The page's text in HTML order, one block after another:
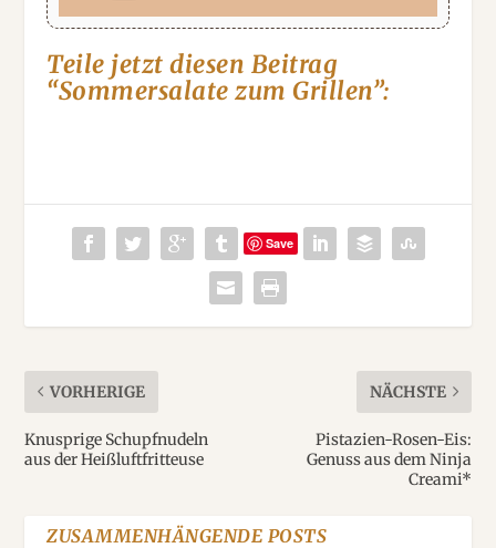
Teile jetzt diesen Beitrag
“Sommersalate zum Grillen”:
Save
VORHERIGE
Knusprige Schupfnudeln
aus der Heißluftfritteuse
NÄCHSTE
Pistazien-Rosen-Eis:
Genuss aus dem Ninja
Creami*
ZUSAMMENHÄNGENDE POSTS